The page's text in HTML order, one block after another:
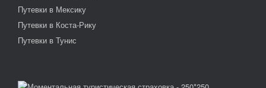
Путевки в Мексику
Путевки в Коста-Рику
Путевки в Тунис